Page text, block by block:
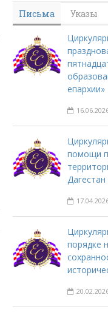
Письма
Указы
епархии»
помощи
Дагестан
порядке